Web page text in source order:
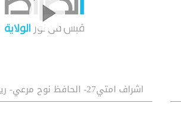
اشراف امتي27- الحافظ نوح مرعي- ريان شحادي